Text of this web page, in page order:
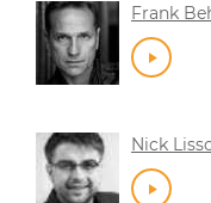
Frank
Nick